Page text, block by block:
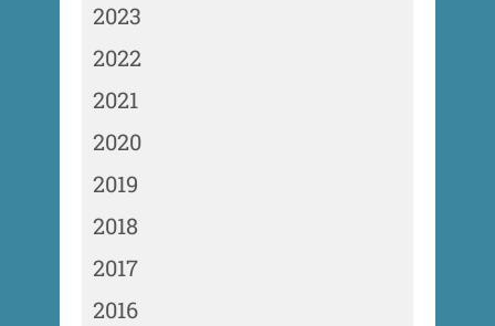
2023
2022
2021
2020
2019
2018
2017
2016